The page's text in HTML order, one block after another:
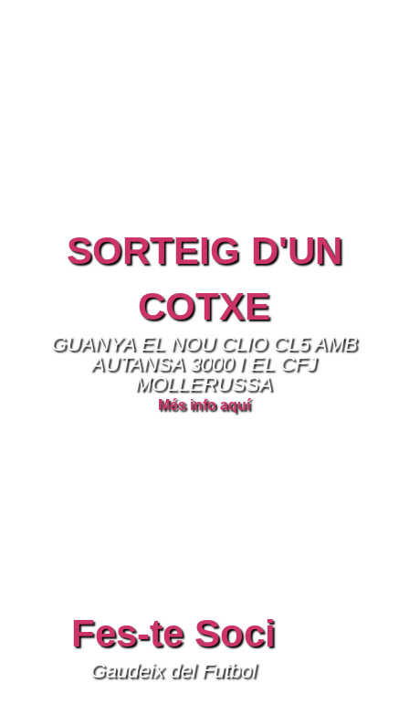
SORTEIG D'UN
COTXE
GUANYA EL NOU CLIO CL5 AMB
AUTANSA 3000 I EL CFJ
MOLLERUSSA
Més info aquí
Fes-te Soci
Gaudeix del Futbol